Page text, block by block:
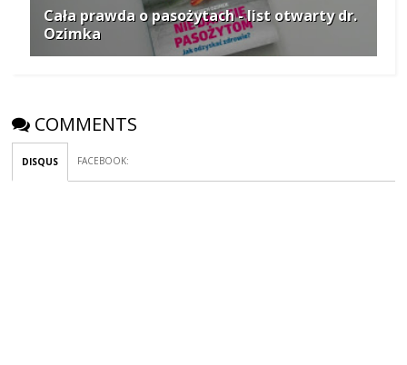
Cała prawda o pasożytach - list otwarty dr.
Ozimka
COMMENTS
DISQUS FACEBOOK: